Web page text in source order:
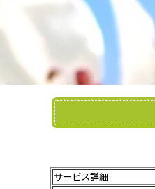
サービス詳細